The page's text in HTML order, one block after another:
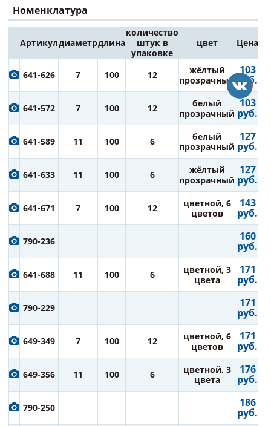
Номенклатура
Артикулдиаметрдлина
количество
штук в
упаковке
цвет Цена
641-626 7 100 12
жёлтый
прозрачный
103
руб.
641-572 7 100 12
белый
прозрачный
103
руб.
641-589 11 100 6
белый
прозрачный
127
руб.
641-633 11 100 6
жёлтый
прозрачный
127
руб.
641-671 7 100 12
цветной, 6
цветов
143
руб.
790-236 160
руб.
641-688 11 100 6
цветной, 3
цвета
171
руб.
790-229 171
руб.
649-349 7 100 12
цветной, 6
цветов
171
руб.
649-356 11 100 6
цветной, 3
цвета
176
руб.
790-250 186
руб.